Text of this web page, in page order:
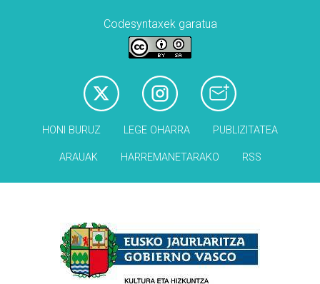
Codesyntaxek garatua
HONI BURUZ LEGE OHARRA PUBLIZITATEA
ARAUAK HARREMANETARAKO RSS